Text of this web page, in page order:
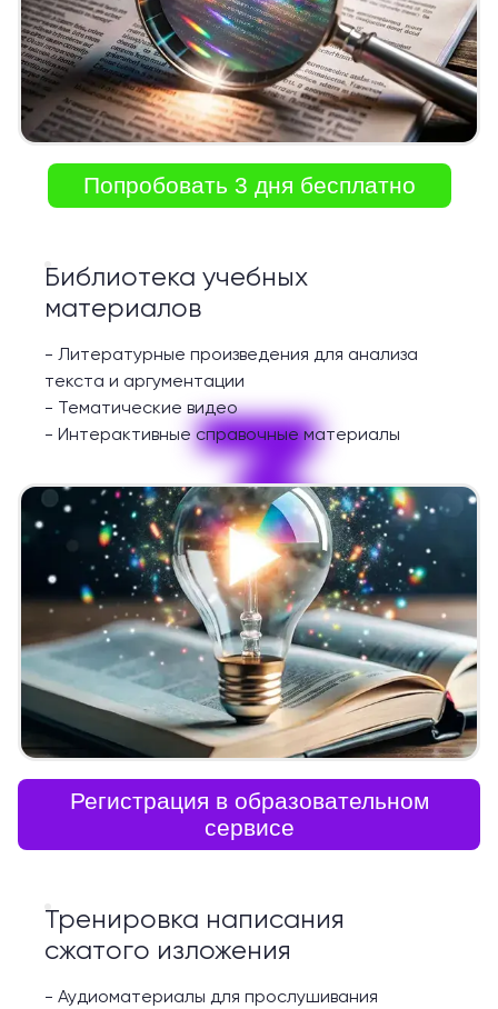
Попробовать 3 дня бесплатно
3
Библиотека учебных
материалов
- Литературные произведения для анализа
текста и аргументации
- Тематические видео
- Интерактивные справочные материалы
Регистрация в образовательном
сервисе
Тренировка написания
сжатого изложения
- Аудиоматериалы для прослушивания